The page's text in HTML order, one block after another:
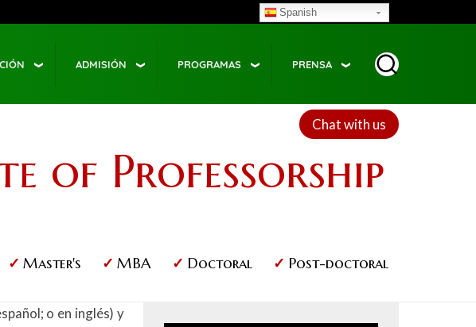
Spanish
Chat with us
ADMISIÓN PROGRAMAS PRENSA
of Professorship
Master's MBA Doctoral Post-doctoral
o en inglés) y